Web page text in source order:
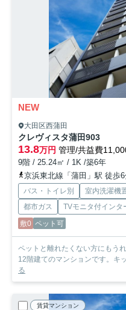
NEW
大田区西蒲田
クレヴィスタ蒲田903
13.8万円 管理/共益費
9階 / 25.24㎡ / 1K /築6年
京浜東北線「蒲田」駅 徒歩
バス・トイレ別 室内洗濯機
都市ガス
TVモニタ付インタ
敷0 ペット可
ペットと離れたくない方にもう
12階建てのマンションです。キ
る
賃貸マンション